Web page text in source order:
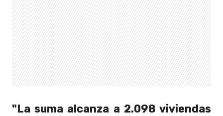
"La suma alcanza a 2.098 viviendas